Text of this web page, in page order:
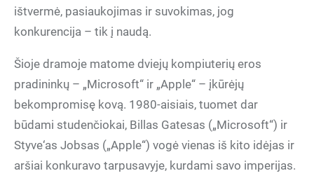
ištvermė, pasiaukojimas ir suvokimas, jog
konkurencija – tik į naudą.
Šioje dramoje matome dviejų kompiuterių eros
pradininkų – „Microsoft“ ir „Apple“ – įkūrėjų
bekompromisę kovą. 1980-aisiais, tuomet dar
būdami studenčiokai, Billas Gatesas („Microsoft“) ir
Styve‘as Jobsas („Apple“) vogė vienas iš kito idėjas ir
aršiai konkuravo tarpusavyje, kurdami savo imperijas.